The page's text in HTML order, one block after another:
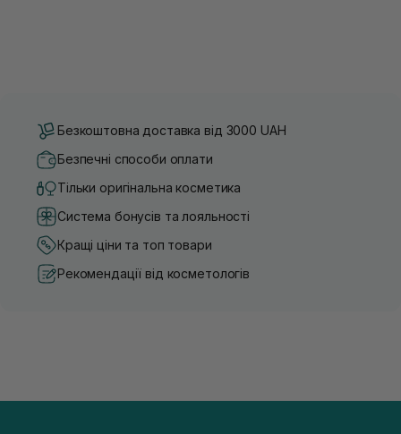
Безкоштовна доставка від 3000 UAH
Безпечні способи оплати
Тільки оригінальна косметика
Система бонусів та лояльності
Кращі ціни та топ товари
Рекомендації від косметологів